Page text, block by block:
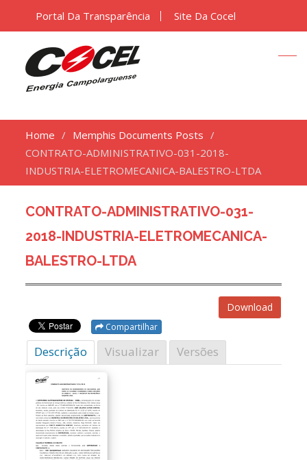
Portal Da Transparência Site Da Cocel
Home
Memphis Documents Posts
CONTRATO-ADMINISTRATIVO-031-2018-
INDUSTRIA-ELETROMECANICA-BALESTRO-LTDA
CONTRATO-ADMINISTRATIVO-031-
2018-INDUSTRIA-ELETROMECANICA-
BALESTRO-LTDA
Download
Compartilhar
Descrição Visualizar Versões